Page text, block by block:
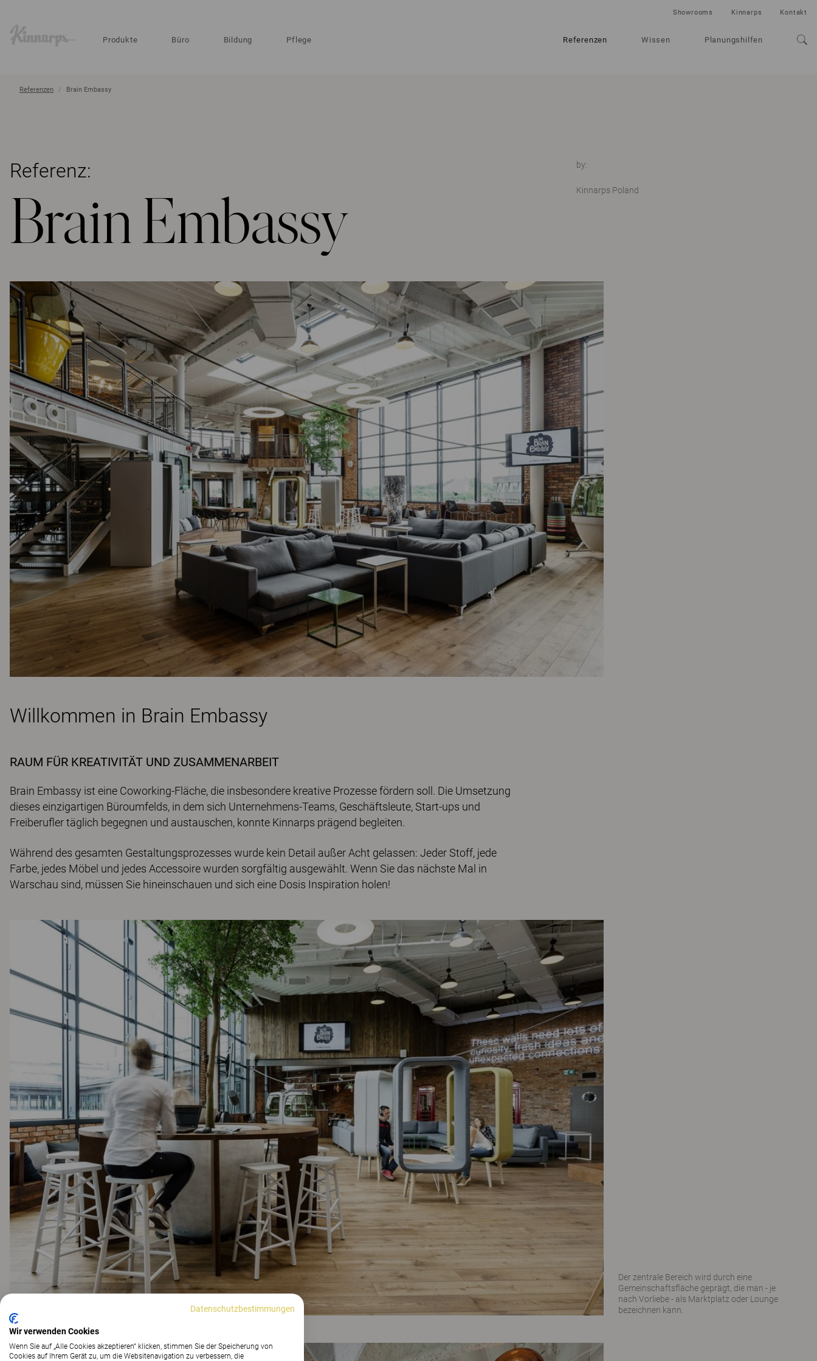
Produkte Büro Bildung Pflege Referenzen Wissen Planungshilfen
Showrooms Kinnarps Kontakt
Referenzen Brain Embassy
Referenz:
Brain Embassy
by:
Kinnarps Poland
Willkommen in Brain Embassy
RAUM FÜR KREATIVITÄT UND ZUSAMMENARBEIT
Brain Embassy ist eine Coworking-Fläche, die insbesondere kreative Prozesse fördern soll. Die Umsetzung
dieses einzigartigen Büroumfelds, in dem sich Unternehmens-Teams, Geschäftsleute, Start-ups und
Freiberufler täglich begegnen und austauschen, konnte Kinnarps prägend begleiten.
Während des gesamten Gestaltungsprozesses wurde kein Detail außer Acht gelassen: Jeder Stoff, jede
Farbe, jedes Möbel und jedes Accessoire wurden sorgfältig ausgewählt. Wenn Sie das nächste Mal in
Warschau sind, müssen Sie hineinschauen und sich eine Dosis Inspiration holen!
Der zentrale Bereich wird durch eine
Gemeinschaftsfläche geprägt, die man - je
nach Vorliebe - als Marktplatz oder Lounge
bezeichnen kann.
Datenschutzbestimmungen
Wir verwenden Cookies
Wenn Sie auf „Alle Cookies akzeptieren“ klicken, stimmen Sie der Speicherung von
Cookies auf Ihrem Gerät zu, um die Websitenavigation zu verbessern, die